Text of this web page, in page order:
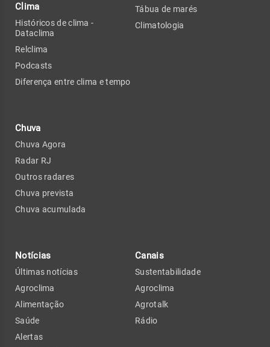
Clima
Históricos de clima -
Dataclima
Relclima
Podcasts
Diferença entre clima e tempo
Chuva
Chuva Agora
Radar RJ
Outros radares
Chuva prevista
Chuva acumulada
Tábua de marés
Climatologia
Notícias
Últimas notícias
Agroclima
Alimentação
Saúde
Alertas
Canais
Sustentabilidade
Agroclima
Agrotalk
Rádio